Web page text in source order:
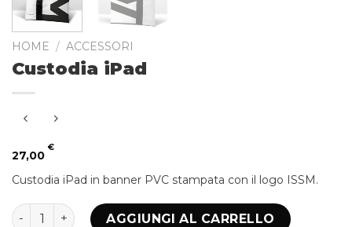
HOME / ACCESSORI
Custodia iPad
27,00
€
Custodia iPad in banner PVC stampata con il logo ISSM.
Custodia iPad quantitàAGGIUNGI AL CARRELLO